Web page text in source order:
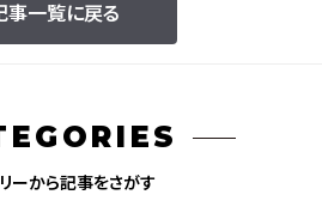
事一覧に戻る
ーから記事をさがす